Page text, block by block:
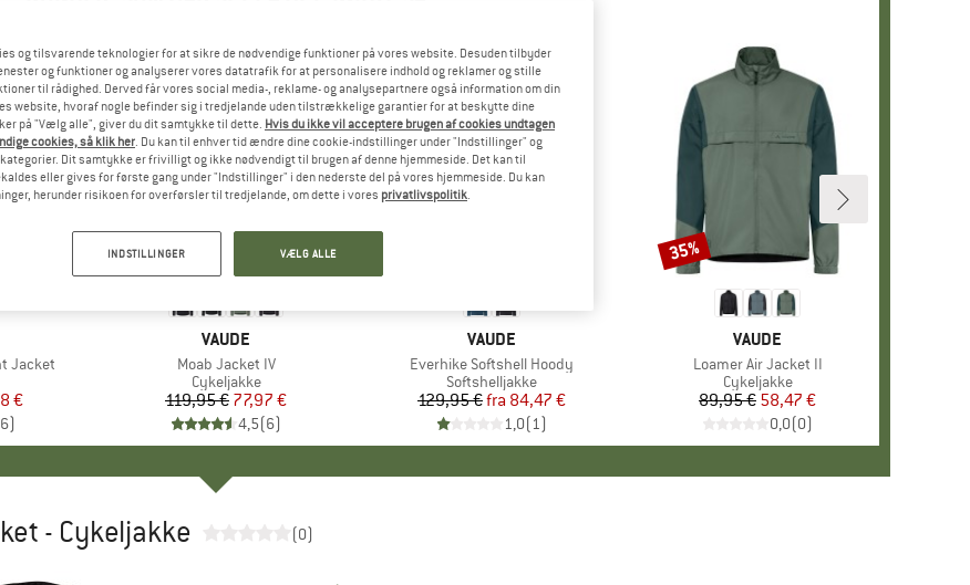
Jacket
pris
€
6)
MÆRKE
VAUDE
Artikel
Moab Jacket IV
Produktgruppe
Cykeljakke
Pris
119,95 €Nedsat pris
77,97 €
4,5(6)
Rabat
35%
MÆRKE
VAUDE
Artikel
Everhike Softshell Hoody
Produktgruppe
Softshelljakke
Pris
129,95 € Nedsat pris
fra 84,47 €
1,0(1)
MÆRKE
VAUDE
Artikel
Loamer Air Jacket II
Produktgruppe
Cykeljakke
Pris
89,95 € Nedsat pris
58,47 €
0,0(0)
Rabat
35%
- Cykeljakke (0)
og tilsvarende teknologier for at sikre de nødvendige funktioner på vores website. Desuden tilbyder
og funktioner og analyserer vores datatrafik for at personalisere indhold og reklamer og stille
til rådighed. Derved får vores social media-, reklame- og analysepartnere også information om din
website, hvoraf nogle befinder sig i tredjelande uden tilstrækkelige garantier for at beskytte dine
på "Vælg alle", giver du dit samtykke til dette. Hvis du ikke vil acceptere brugen af cookies undtagen
cookies, så klik her. Du kan til enhver tid ændre dine cookie-indstillinger under "Indstillinger" og
Dit samtykke er frivilligt og ikke nødvendigt til brugen af denne hjemmeside. Det kan til
eller gives for første gang under "Indstillinger" i den nederste del på vores hjemmeside. Du kan
herunder risikoen for overførsler til tredjelande, om dette i vores privatlivspolitik.
INDSTILLINGER VÆLG ALLE